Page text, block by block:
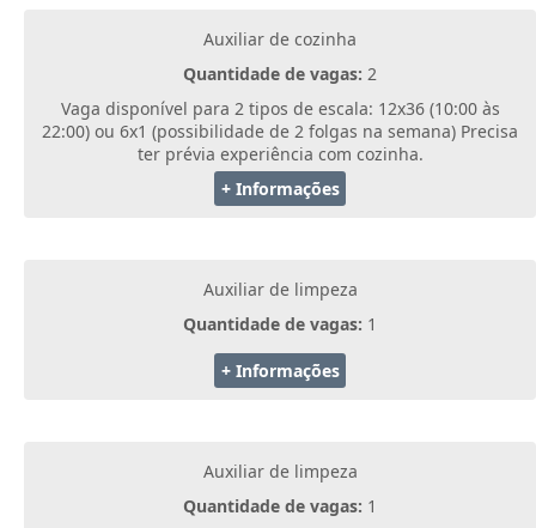
Auxiliar de cozinha
Quantidade de vagas: 2
Vaga disponível para 2 tipos de escala: 12x36 (10:00 às
22:00) ou 6x1 (possibilidade de 2 folgas na semana) Precisa
ter prévia experiência com cozinha.
+ Informações
Auxiliar de limpeza
Quantidade de vagas: 1
+ Informações
Auxiliar de limpeza
Quantidade de vagas: 1